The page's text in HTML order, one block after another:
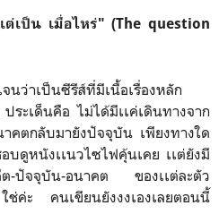
เป็น เมื่อไหร่" (The question
นว่าเป็นซีรีส์ที่มีเนื้อเรื่องหลัก
ระเด็นคือ ไม่ได้มีเเค่เดินทางจาก
ตกลับมายังปัจจุบัน เพียงทางใด
ดูหนังเเนวไซไฟคุ้นเคย เเต่ยังมี
ต-ปัจจุบัน-อนาคต ของเเต่ละตัว
ค่ะ คนเขียนยังงงเองเลยตอนนี้